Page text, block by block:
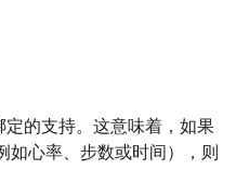
的支持。这意味着，如果
如心率、步数或时间），则